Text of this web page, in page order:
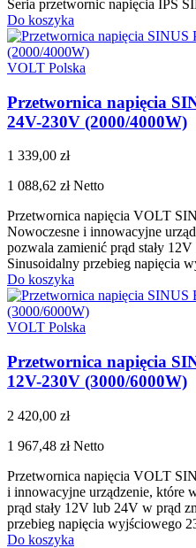
Seria przetwornic napięcia IPS
Do koszyka
VOLT Polska
Przetwornica napięcia
24V-230V (2000/4000W)
1 339,00 zł
1 088,62 złNetto
Przetwornica napięcia VOLT
Nowoczesne i innowacyjne
pozwala zamienić prąd stały
Sinusoidalny przebieg napięcia
Do koszyka
VOLT Polska
Przetwornica napięcia
12V-230V (3000/6000W)
2 420,00 zł
1 967,48 złNetto
Przetwornica napięcia VOLT
i innowacyjne urządzenie, które
prąd stały 12V lub 24V w prąd
przebieg napięcia wyjściowego
Do koszyka